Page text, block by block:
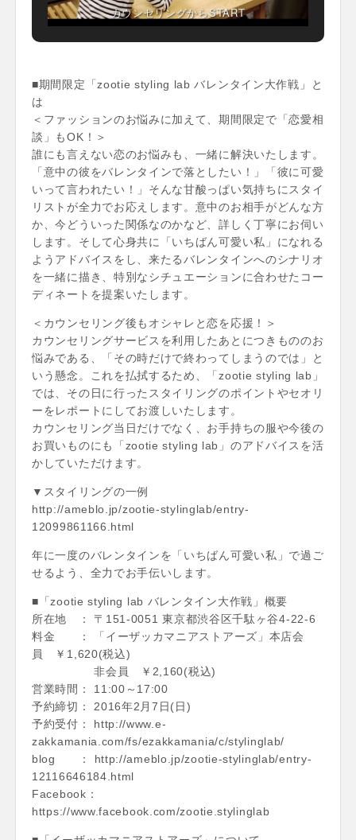
カウンセリングからSTART
■期間限定「zootie styling lab バレンタイン大作戦」と
は
＜ファッションのお悩みに加えて、期間限定で「恋愛相
談」もOK！＞
誰にも言えない恋のお悩みも、一緒に解決いたします。
「意中の彼をバレンタインで落としたい！」「彼に可愛
いって言われたい！」そんな甘酸っぱい気持ちにスタイ
リストが全力でお応えします。意中のお相手がどんな方
か、今どういった関係なのかなど、詳しく丁寧にお伺い
します。そして心身共に「いちばん可愛い私」になれる
ようアドバイスをし、来たるバレンタインへのシナリオ
を一緒に描き、特別なシチュエーションに合わせたコー
ディネートを提案いたします。
＜カウンセリング後もオシャレと恋を応援！＞
カウンセリングサービスを利用したあとにつきもののお
悩みである、「その時だけで終わってしまうのでは」と
いう懸念。これを払拭するため、「zootie styling lab」
では、その日に行ったスタイリングのポイントやセオリ
ーをレポートにしてお渡しいたします。
カウンセリング当日だけでなく、お手持ちの服や今後の
お買いものにも「zootie styling lab」のアドバイスを活
かしていただけます。
▼スタイリングの一例
http://ameblo.jp/zootie-stylinglab/entry-
12099861166.html
年に一度のバレンタインを「いちばん可愛い私」で過ご
せるよう、全力でお手伝いします。
■「zootie styling lab バレンタイン大作戦」概要
所在地 ： 〒151-0051 東京都渋谷区千駄ヶ谷4-22-6
料金 ： 「イーザッカマニアストアーズ」本店会
員 ￥1,620(税込)
非会員 ￥2,160(税込)
営業時間： 11:00～17:00
予約締切： 2016年2月7日(日)
予約受付： http://www.e-
zakkamania.com/fs/ezakkamania/c/stylinglab/
blog ： http://ameblo.jp/zootie-stylinglab/entry-
12116646184.html
Facebook：
https://www.facebook.com/zootie.stylinglab